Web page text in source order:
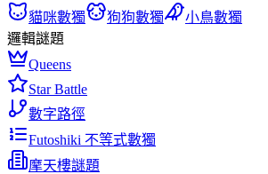
貓咪數獨
狗狗數獨
小鳥數獨
邏輯謎題
Queens
Star Battle
數字路徑
Futoshiki 不等式數獨
摩天樓謎題